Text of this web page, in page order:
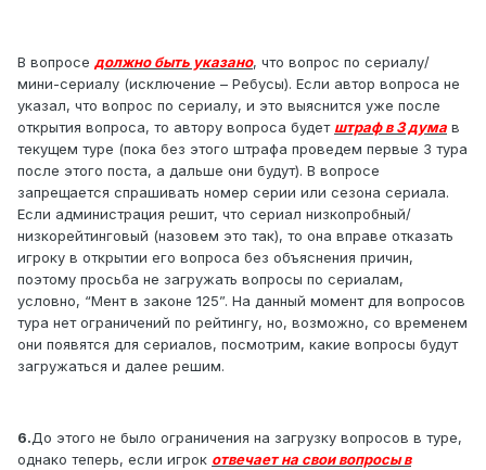
В вопросе должно быть указано, что вопрос по сериалу/
мини-сериалу (исключение – Ребусы). Если автор вопроса не
указал, что вопрос по сериалу, и это выяснится уже после
открытия вопроса, то автору вопроса будет штраф в 3 дума в
текущем туре (пока без этого штрафа проведем первые 3 тура
после этого поста, а дальше они будут). В вопросе
запрещается спрашивать номер серии или сезона сериала.
Если администрация решит, что сериал низкопробный/
низкорейтинговый (назовем это так), то она вправе отказать
игроку в открытии его вопроса без объяснения причин,
поэтому просьба не загружать вопросы по сериалам,
условно, “Мент в законе 125”. На данный момент для вопросов
тура нет ограничений по рейтингу, но, возможно, со временем
они появятся для сериалов, посмотрим, какие вопросы будут
загружаться и далее решим.
6.До этого не было ограничения на загрузку вопросов в туре,
однако теперь, если игрок отвечает на свои вопросы в